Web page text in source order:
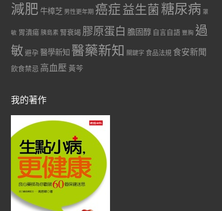
減肥 牛樟芝 男性更年期 癌症益生菌 糖尿病 罩
敏 胃潰瘍 胰島素 腎衰竭 膠原蛋白 膽固醇 自言自語 豐胸 過
敏 避孕 醫學新知 醫藥新知 關鍵字 食品法規 食安新聞
飲食禁忌 高血壓 黃芩
我的著作